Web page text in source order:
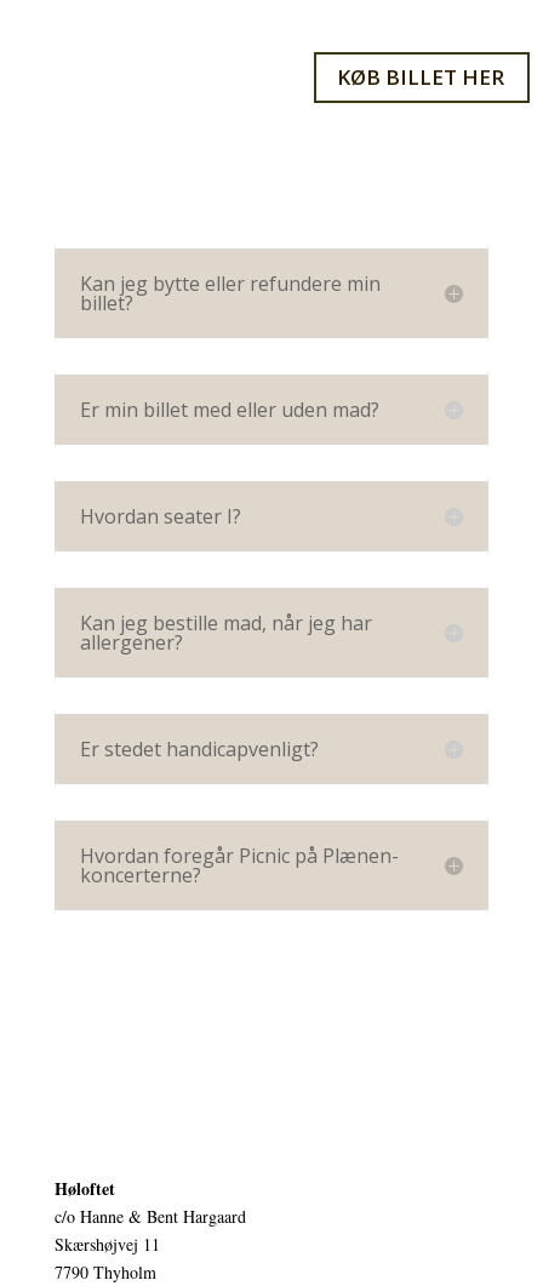
KØB BILLET HER
Kan jeg bytte eller refundere min
billet?
Er min billet med eller uden mad?
Hvordan seater I?
Kan jeg bestille mad, når jeg har
allergener?
Er stedet handicapvenligt?
Hvordan foregår Picnic på Plænen-
koncerterne?
Høloftet
c/o Hanne & Bent Hargaard
Skærshøjvej 11
7790 Thyholm